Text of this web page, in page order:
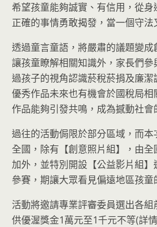
希望孩童能夠誠實、有信用，從
正確的事情勇敢揭發，當一個守法
透過童言童語，將嚴肅的議題變
讓孩童瞭解相關知識外，家長們
過孩子的視角認識菸稅菸捐及廉
優秀作品未來也有機會於國稅局
作品能夠引發共鳴，成為撼動社會
過往的活動侷限於部分區域，而
全國，除有【創意照片組】，由
加外，並特別開設【公益影片組
參賽，期讓大眾看見偏遠地區孩童
活動將邀請專業評審委員選出各
供優渥獎金1萬元至1千元不等(詳